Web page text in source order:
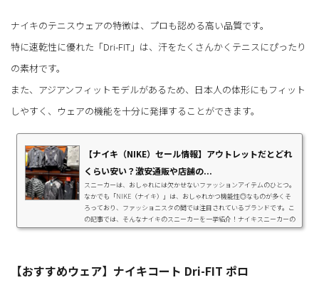
ナイキのテニスウェアの特徴は、プロも認める高い品質です。
特に速乾性に優れた「Dri-FIT」は、汗をたくさんかくテニスにぴったり
の素材です。
また、アジアンフィットモデルがあるため、日本人の体形にもフィット
しやすく、ウェアの機能を十分に発揮することができます。
【ナイキ（NIKE）セール情報】アウトレットだとどれ
くらい安い？激安通販や店舗の...
スニーカーは、おしゃれには欠かせないファッションアイテムのひとつ。
なかでも「NIKE（ナイキ）」は、おしゃれかつ機能性◎なものが多くそ
ろっており、ファッショニスタの間では注目されているブランドです。こ
の記事では、そんなナイキのスニーカーを一挙紹介！ナイキスニーカーの
選び方も、合わせて紹介しています。毎月300万人以上が利用するスニー
方ここでは、ナイキスニーカーの選び方を...
【おすすめウェア】ナイキコート Dri-FIT ポロ